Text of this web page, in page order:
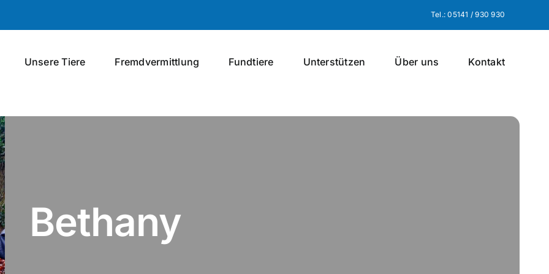
Tel.: 05141 / 930 930
Unsere Tiere Fremdvermittlung Fundtiere Unterstützen Über uns Kontakt
Bethany